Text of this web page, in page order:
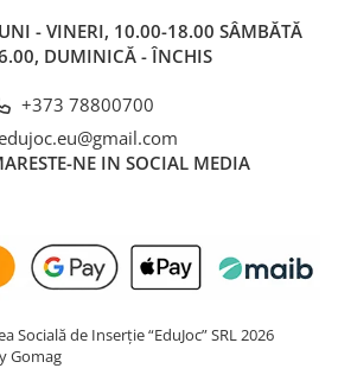
- VINERI, 10.00-18.00 SÂMBĂTĂ
DUMINICĂ - ÎNCHIS
+373 78800700
NE IN SOCIAL MEDIA
de Inserție “EduJoc” SRL 2026
Gomag